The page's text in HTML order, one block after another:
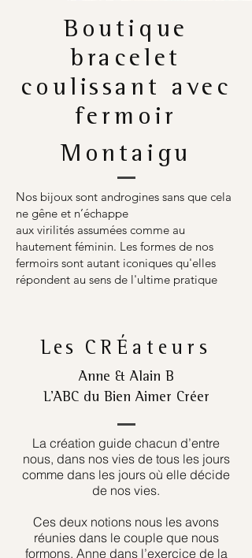
Boutique
bracelet
coulissant avec
fermoir
Montaigu
Nos bijoux sont androgines sans que cela
ne gêne et n’échappe
aux virilités assumées comme au
hautement féminin. Les formes de nos
fermoirs sont autant iconiques qu'elles
répondent au sens de l'ultime pratique
Les CRÉateurs
Anne & Alain B
L’ABC du Bien Aimer Créer
La création guide chacun d’entre
nous, dans nos vies de tous les jours
comme dans les jours où elle décide
de nos vies.
Ces deux notions nous les avons
réunies dans le couple que nous
formons. Anne dans l’exercice de la